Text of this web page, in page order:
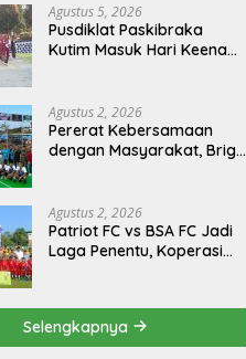
Agustus 5, 2026
Pusdiklat Paskibraka
Kutim Masuk Hari Keenam,
Agustus 2, 2026
Pererat Kebersamaan
dengan Masyarakat, Brigif
Danbrigif Cup I
Agustus 2, 2026
Patriot FC vs BSA FC Jadi
Laga Penentu, Koperasi
Selengkapnya